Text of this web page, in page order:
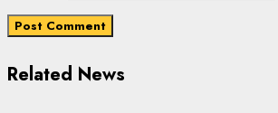
Related News